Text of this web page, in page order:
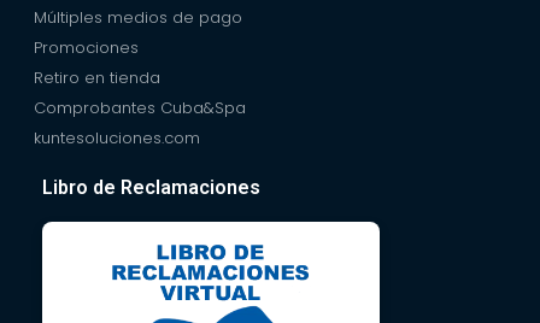
Múltiples medios de pago
Promociones
Retiro en tienda
Comprobantes Cuba&Spa
kuntesoluciones.com
Libro de Reclamaciones